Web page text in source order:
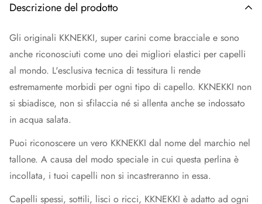
Descrizione del prodotto
Gli originali KKNEKKI, super carini come bracciale e sono
anche riconosciuti come uno dei migliori elastici per capelli
al mondo. L'esclusiva tecnica di tessitura li rende
estremamente morbidi per ogni tipo di capello. KKNEKKI non
si sbiadisce, non si sfilaccia né si allenta anche se indossato
in acqua salata.
Puoi riconoscere un vero KKNEKKI dal nome del marchio nel
tallone. A causa del modo speciale in cui questa perlina è
incollata, i tuoi capelli non si incastreranno in essa.
Capelli spessi, sottili, lisci o ricci, KKNEKKI è adatto ad ogni